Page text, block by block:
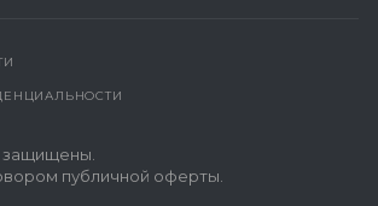
защищены.
публичной оферты.